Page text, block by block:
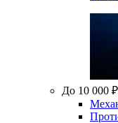
До 10 000 ₽